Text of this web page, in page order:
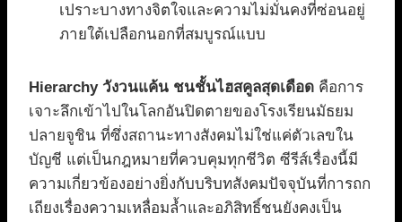
เปราะบางทางจิตใจและความไม่มั่นคงที่ซ่อนอยู่
ภายใต้เปลือกนอกที่สมบูรณ์แบบ
Hierarchy วังวนแค้น ชนชั้นไฮสคูลสุดเดือด คือการ
เจาะลึกเข้าไปในโลกอันปิดตายของโรงเรียนมัธยม
ปลายจูชิน ที่ซึ่งสถานะทางสังคมไม่ใช่แค่ตัวเลขใน
บัญชี แต่เป็นกฎหมายที่ควบคุมทุกชีวิต ซีรีส์เรื่องนี้มี
ความเกี่ยวข้องอย่างยิ่งกับบริบทสังคมปัจจุบันที่การถก
เถียงเรื่องความเหลื่อมล้ำและอภิสิทธิ์ชนยังคงเป็น